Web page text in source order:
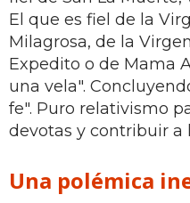
El que es fiel de la
Milagrosa, de la
Expedito o de Mama
una vela".
fe". Puro relativismo
devotas y contribuir a
Una polémica